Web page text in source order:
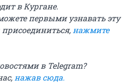
в Кургане.
первыми узнавать эту
нажмите
в Telegram?
нажав сюда.